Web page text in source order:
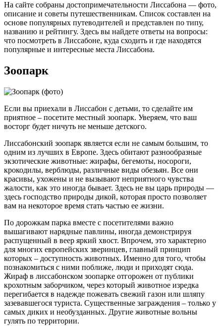
На сайте собраны достопримечательности Лиссабона — фото,
описание и советы путешественникам. Список составлен на
основе популярных путеводителей и представлен по типу,
названию и рейтингу. Здесь вы найдете ответы на вопросы:
что посмотреть в Лиссабоне, куда сходить и где находятся
популярные и интересные места Лиссабона.
Зоопарк
Если вы приехали в Лиссабон с детьми, то сделайте им
приятное – посетите местный зоопарк. Уверяем, что ваш
восторг будет ничуть не меньше детского.
Лиссабонский зоопарк является если не самым большим, то
одним из лучших в Европе. Здесь обитают разнообразные
экзотические животные: жирафы, бегемоты, носороги,
крокодилы, верблюды, различные виды обезьян. Все они
красивы, ухожены и не вызывают неприятного чувства
жалости, как это иногда бывает. Здесь не вы царь природы —
здесь господство природы дикой, которая просто позволяет
вам на некоторое время стать частью ее жизни.
По дорожкам парка вместе с посетителями важно
вышагивают нарядные павлины, иногда демонстрируя
распущенный в веер яркий хвост. Впрочем, это характерно
для многих европейских зверинцев, главный принцип
которых – доступность животных. Именно для того, чтобы
познакомиться с ними поближе, люди и приходят сюда.
Жираф в лиссабонском зоопарке отгорожен от публики
крохотным заборчиком, через который животное изредка
перегибается в надежде пожевать свежий газон или шляпу
зазевавшегося туриста. Существенные заграждения – только у
самых диких и необузданных. Другие животные вольны
гулять по территории.